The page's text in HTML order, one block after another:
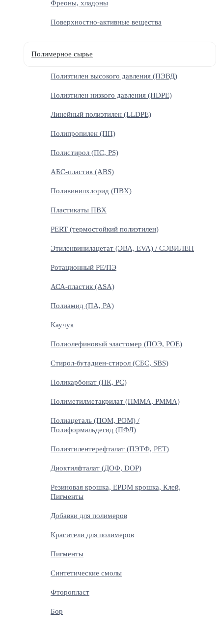
Фреоны, хладоны
Поверхностно-активные вещества
Полимерное сырье
Полиэтилен высокого давления (ПЭВД)
Полиэтилен низкого давления (HDPE)
Линейный полиэтилен (LLDPE)
Полипропилен (ПП)
Полистирол (ПС, PS)
АБС-пластик (ABS)
Поливинилхлорид (ПВХ)
Пластикаты ПВХ
PERT (термостойкий полиэтилен)
Этиленвинилацетат (ЭВА, EVA) / СЭВИЛЕН
Ротационный PE/ПЭ
АСА-пластик (ASA)
Полиамид (ПА, PA)
Каучук
Полиолефиновый эластомер (ПОЭ, POE)
Стирол-бутадиен-стирол (СБС, SBS)
Поликарбонат (ПК, PC)
Полиметилметакрилат (ПММА, PMMA)
Полиацеталь (ПОМ, POM) /
Полиформальдегид (ПФЛ)
Полиэтилентерефталат (ПЭТФ, PET)
Диоктилфталат (ДОФ, DOP)
Резиновая крошка, EPDM крошка, Клей,
Пигменты
Добавки для полимеров
Красители для полимеров
Пигменты
Синтетические смолы
Фторопласт
Бор